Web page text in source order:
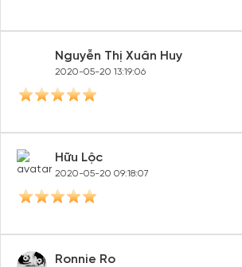
Nguyễn Thị Xuân Huy
2020-05-20 13:19:06
Hữu Lộc
2020-05-20 09:18:07
Ronnie Ro